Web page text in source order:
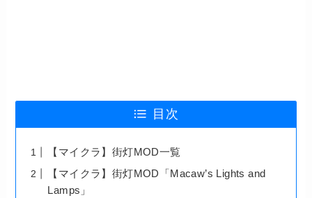
目次
【マイクラ】街灯MOD一覧
【マイクラ】街灯MOD「Macaw’s Lights and
Lamps」